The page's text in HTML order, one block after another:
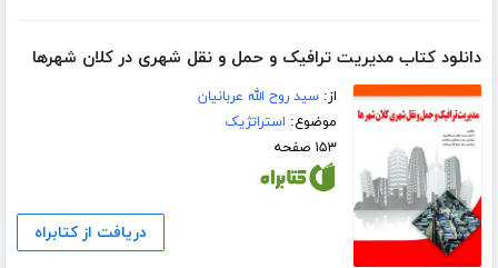
دانلود کتاب مدیریت ترافیک و حمل و نقل شهری در کلان شهرها
از:سید روح الله عربانیان
موضوع: استراتژیک
۱۵۳ صفحه
دریافت از کتابراه